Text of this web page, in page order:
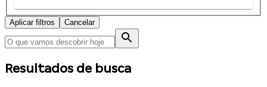
Aplicar filtros Cancelar
Resultados de busca